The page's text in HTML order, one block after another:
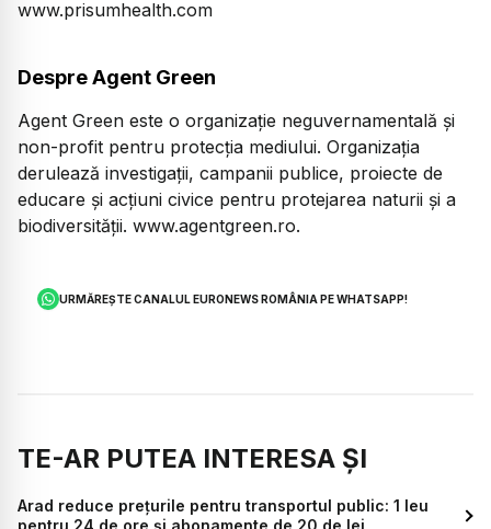
www.prisumhealth.com
Despre Agent Green
Agent Green este o organizație neguvernamentală și
non-profit pentru protecția mediului. Organizația
derulează investigații, campanii publice, proiecte de
educare și acțiuni civice pentru protejarea naturii și a
biodiversității. www.agentgreen.ro.
URMĂREȘTE CANALUL EURONEWS ROMÂNIA PE WHATSAPP!
TE-AR PUTEA INTERESA ȘI
Arad reduce prețurile pentru transportul public: 1 leu
pentru 24 de ore și abonamente de 20 de lei